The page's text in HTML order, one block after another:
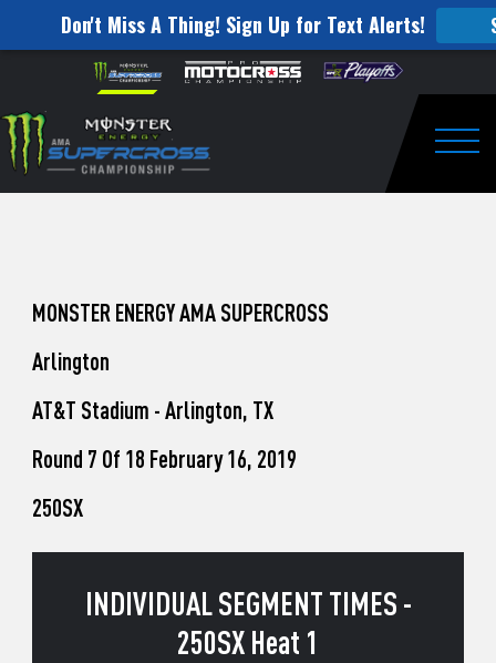
Don't Miss A Thing! Sign Up for Text Alerts!
website
includes
an
accessibility
Skip to content
to
Watch
Pro
Unadilla
MONSTER ENERGY AMA SUPERCROSS
Arlington
AT&T Stadium - Arlington, TX
Round 7 Of 18 February 16, 2019
250SX
INDIVIDUAL SEGMENT TIMES -
250SX Heat 1